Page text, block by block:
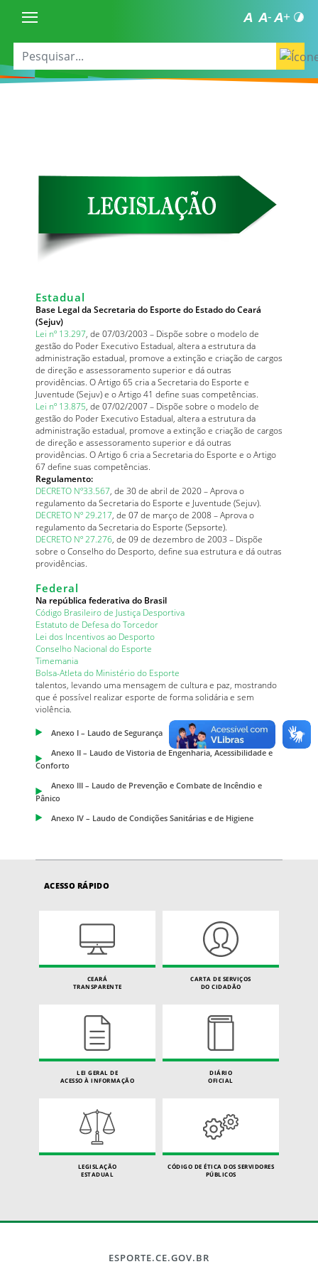
Estadual
Base Legal da Secretaria do Esporte do Estado do Ceará
(Sejuv)
Lei nº 13.297 , de 07/03/2003 – Dispõe sobre o modelo de
gestão do Poder Executivo Estadual, altera a estrutura da
administração estadual, promove a extinção e criação de cargos
de direção e assessoramento superior e dá outras
providências. O Artigo 65 cria a Secretaria do Esporte e
Juventude (Sejuv) e o Artigo 41 define suas competências.
Lei nº 13.875 , de 07/02/2007 – Dispõe sobre o modelo de
gestão do Poder Executivo Estadual, altera a estrutura da
administração estadual, promove a extinção e criação de cargos
de direção e assessoramento superior e dá outras
providências. O Artigo 6 cria a Secretaria do Esporte e o Artigo
67 define suas competências.
Regulamento:
DECRETO Nº33.567 , de 30 de abril de 2020 – Aprova o
regulamento da Secretaria do Esporte e Juventude (Sejuv).
DECRETO Nº 29.217 , de 07 de março de 2008 – Aprova o
regulamento da Secretaria do Esporte (Sepsorte).
DECRETO Nº 27.276 , de 09 de dezembro de 2003 – Dispõe
sobre o Conselho do Desporto, define sua estrutura e dá outras
providências.
Federal
Na república federativa do Brasil
Código Brasileiro de Justiça Desportiva
Estatuto de Defesa do Torcedor
Lei dos Incentivos ao Desporto
Conselho Nacional do Esporte
Timemania
Bolsa-Atleta do Ministério do Esporte
talentos, levando uma mensagem de cultura e paz, mostrando
que é possível realizar esporte de forma solidária e sem
violência.
Anexo I – Laudo de Segurança
Anexo II – Laudo de Vistoria de Engenharia, Acessibilidade e
Conforto
Anexo III – Laudo de Prevenção e Combate de Incêndio e
Pânico
Anexo IV – Laudo de Condições Sanitárias e de Higiene
ACESSO RÁPIDO
CEARÁ
TRANSPARENTE
CARTA DE SERVIÇOS
DO CIDADÃO
LEI GERAL DE
ACESSO À INFORMAÇÃO
DIÁRIO
OFICIAL
LEGISLAÇÃO
ESTADUAL
CÓDIGO DE ÉTICA DOS SERVIDORES
PÚBLICOS
ESPORTE.CE.GOV.BR